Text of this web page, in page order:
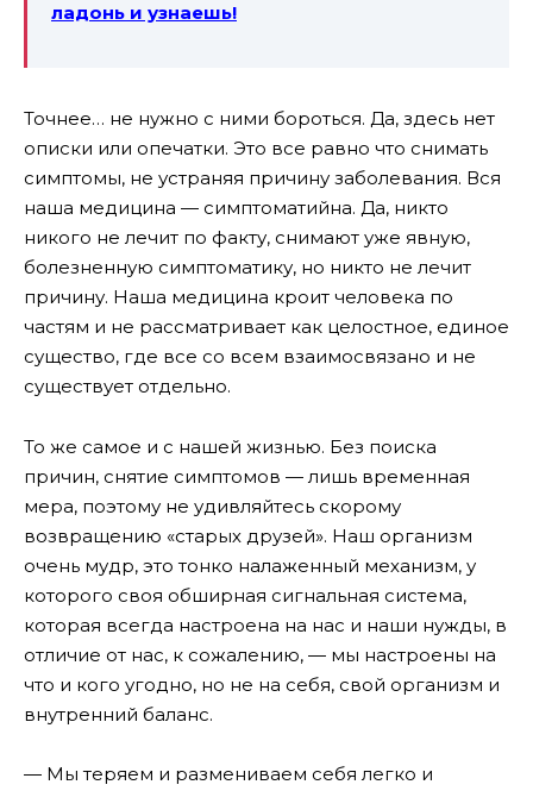
ладонь и узнаешь!
Точнее… не нужно с ними бороться. Да, здесь нет
описки или опечатки. Это все равно что снимать
симптомы, не устраняя причину заболевания. Вся
наша медицина — симптоматийна. Да, никто
никого не лечит по факту, снимают уже явную,
болезненную симптоматику, но никто не лечит
причину. Наша медицина кроит человека по
частям и не рассматривает как целостное, единое
существо, где все со всем взаимосвязано и не
существует отдельно.
То же самое и с нашей жизнью. Без поиска
причин, снятие симптомов — лишь временная
мера, поэтому не удивляйтесь скорому
возвращению «старых друзей». Наш организм
очень мудр, это тонко налаженный механизм, у
которого своя обширная сигнальная система,
которая всегда настроена на нас и наши нужды, в
отличие от нас, к сожалению, — мы настроены на
что и кого угодно, но не на себя, свой организм и
внутренний баланс.
— Мы теряем и размениваем себя легко и